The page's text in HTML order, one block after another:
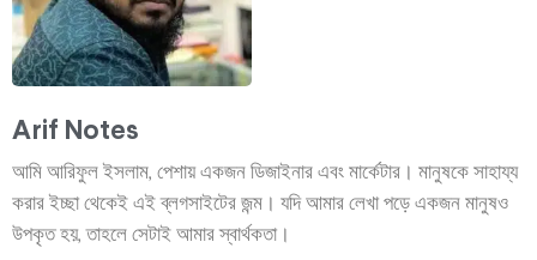
Arif Notes
আমি আরিফুল ইসলাম, পেশায় একজন ডিজাইনার এবং মার্কেটার। মানুষকে সাহায্য
করার ইচ্ছা থেকেই এই ব্লগসাইটের জন্ম। যদি আমার লেখা পড়ে একজন মানুষও
উপকৃত হয়, তাহলে সেটাই আমার স্বার্থকতা।